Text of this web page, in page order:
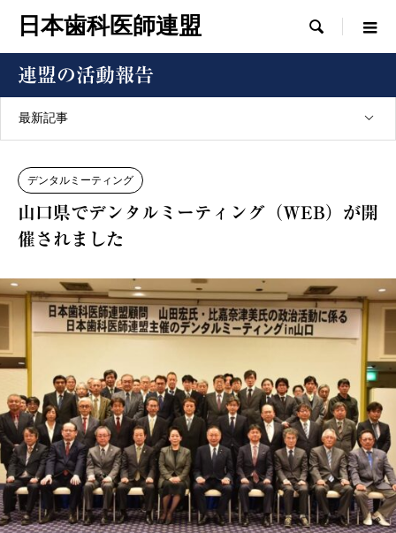
日本歯科医師連盟 
連盟の活動報告
最新記事
デンタルミーティング
山口県でデンタルミーティング（WEB）が開
催されました